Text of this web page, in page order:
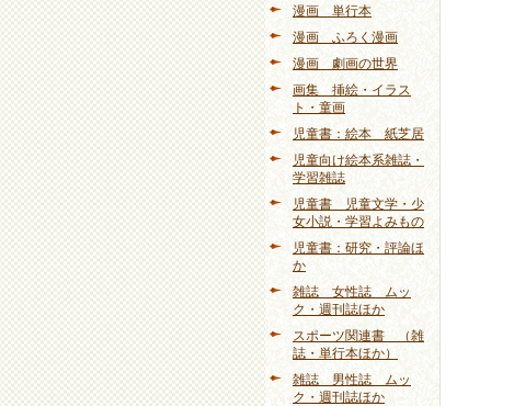
漫画 単行本
漫画 ふろく漫画
漫画 劇画の世界
画集 挿絵・イラス
ト・童画
児童書：絵本 紙芝居
児童向け絵本系雑誌・
学習雑誌
児童書 児童文学・少
女小説・学習よみもの
児童書：研究・評論ほ
か
雑誌 女性誌 ムッ
ク・週刊誌ほか
スポーツ関連書 （雑
誌・単行本ほか）
雑誌 男性誌 ムッ
ク・週刊誌ほか